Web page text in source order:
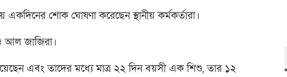
শোক ঘোষণা করেছেন স্থানীয় কর্মকর্তারা।
আল জাজিরা।
এবং তাদের মধ্যে মাত্র ২২ দিন বয়সী এক শিশু, তার ১২